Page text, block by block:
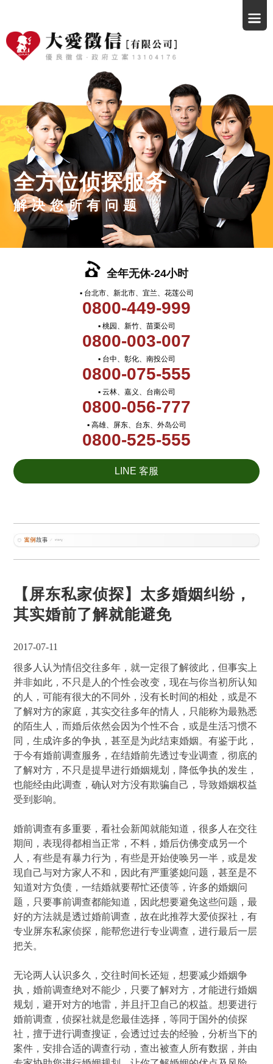
全方位侦探服务
解决您所有问题
全年无休-24小时
▪ 台北市、新北市、宜兰、花莲公司
0800-449-999
▪ 桃园、新竹、苗栗公司
0800-003-007
▪ 台中、彰化、南投公司
0800-075-555
▪ 云林、嘉义、台南公司
0800-056-777
▪ 高雄、屏东、台东、外岛公司
0800-525-555
LINE 客服
【屏东私家侦探】太多婚姻纠纷，
其实婚前了解就能避免
2017-07-11
很多人认为情侣交往多年，就一定很了解彼此，但事实上
并非如此，不只是人的个性会改变，现在与你当初所认知
的人，可能有很大的不同外，没有长时间的相处，或是不
了解对方的家庭，其实交往多年的情人，只能称为最熟悉
的陌生人，而婚后依然会因为个性不合，或是生活习惯不
同，生成许多的争执，甚至是为此结束婚姻。有鉴于此，
于今有婚前调查服务，在结婚前先透过专业调查，彻底的
了解对方，不只是提早进行婚姻规划，降低争执的发生，
也能经由此调查，确认对方没有欺骗自己，导致婚姻权益
受到影响。
婚前调查有多重要，看社会新闻就能知道，很多人在交往
期间，表现得都相当正常，不料，婚后仿佛变成另一个
人，有些是有暴力行为，有些是开始使唤另一半，或是发
现自己与对方家人不和，因此有严重婆媳问题，甚至是不
知道对方负债，一结婚就要帮忙还债等，许多的婚姻问
题，只要事前调查都能知道，因此想要避免这些问题，最
好的方法就是透过婚前调查，故在此推荐大爱侦探社，有
专业屏东私家侦探，能帮您进行专业调查，进行最后一层
把关。
无论两人认识多久，交往时间长还短，想要减少婚姻争
执，婚前调查绝对不能少，只要了解对方，才能进行婚姻
规划，避开对方的地雷，并且扞卫自己的权益。想要进行
婚前调查，侦探社就是您最佳选择，等同于国外的侦探
社，擅于进行调查搜证，会透过过去的经验，分析当下的
案件，安排合适的调查行动，查出被查人所有数据，并由